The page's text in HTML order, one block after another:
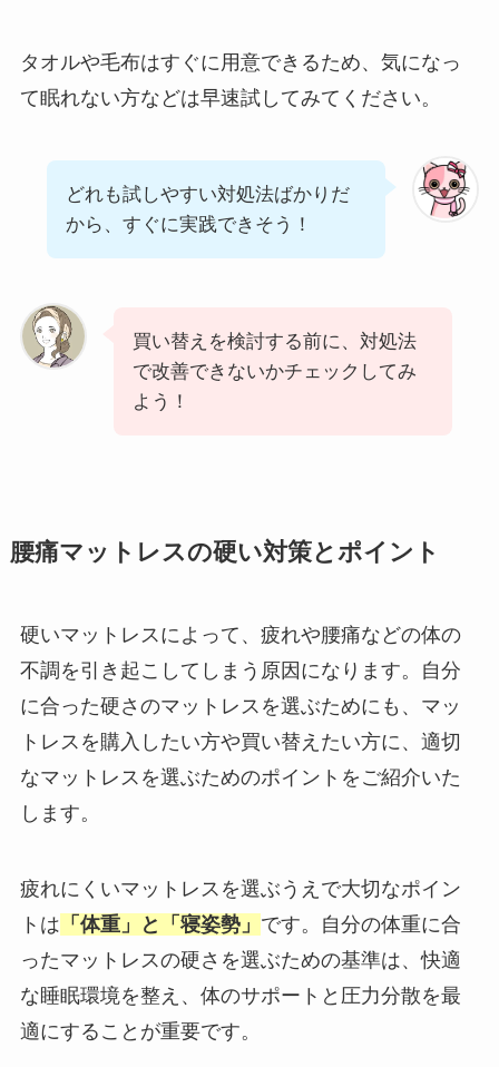
タオルや毛布はすぐに用意できるため、気になっ
て眠れない方などは早速試してみてください。
どれも試しやすい対処法ばかりだ
から、すぐに実践できそう！
買い替えを検討する前に、対処法
で改善できないかチェックしてみ
よう！
腰痛マットレスの硬い対策とポイント
硬いマットレスによって、疲れや腰痛などの体の
不調を引き起こしてしまう原因になります。自分
に合った硬さのマットレスを選ぶためにも、マッ
トレスを購入したい方や買い替えたい方に、適切
なマットレスを選ぶためのポイントをご紹介いた
します。
疲れにくいマットレスを選ぶうえで大切なポイン
トは 「体重」と「寝姿勢」 です。自分の体重に合
ったマットレスの硬さを選ぶための基準は、快適
な睡眠環境を整え、体のサポートと圧力分散を最
適にすることが重要です。